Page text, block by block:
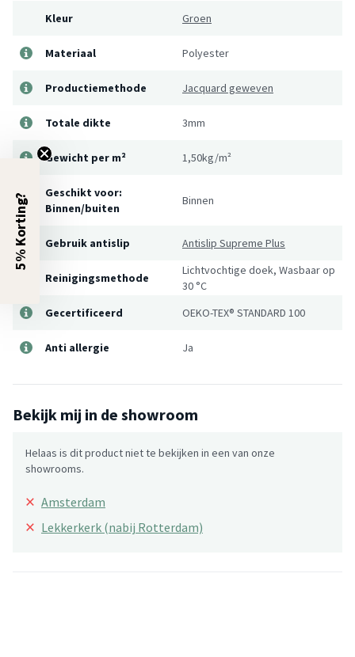
Kleur Groen
Materiaal Polyester
Productiemethode Jacquard geweven
Totale dikte 3mm
Gewicht per m² 1,50kg/m²
Geschikt voor:
Binnen/buiten
Binnen
Gebruik antislip Antislip Supreme Plus
Reinigingsmethode
Lichtvochtige doek, Wasbaar op
30 °C
Gecertificeerd
OEKO-TEX® STANDARD 100
Anti allergie Ja
Bekijk mij in de showroom
Helaas is dit product niet te bekijken in een van onze
showrooms.
× Amsterdam
× Lekkerkerk (nabij Rotterdam)
5% Korting?